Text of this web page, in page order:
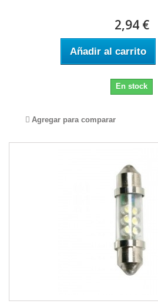
2,94 €
Añadir al carrito
En stock
Agregar para comparar